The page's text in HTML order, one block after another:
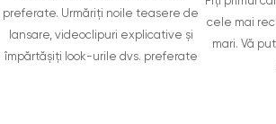
preferate. Urmăriți noile teasere de
lansare, videoclipuri explicative și
împărtășiți look-urile dvs. preferate
cele mai
mari. Vă